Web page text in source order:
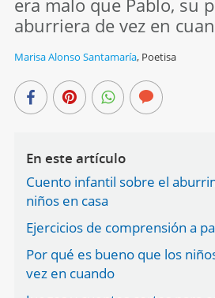
era malo que Pablo, su
aburriera de vez en
Marisa Alonso Santamaría, Poetisa
En este artículo
Cuento infantil sobre el
niños en casa
Ejercicios de comprensión a
Por qué es bueno que los
vez en cuando